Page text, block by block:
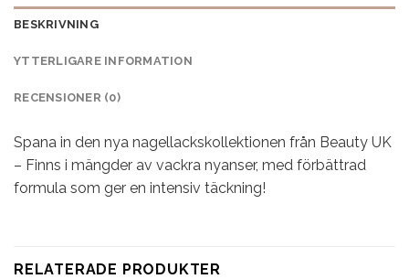
BESKRIVNING
YTTERLIGARE INFORMATION
RECENSIONER (0)
Spana in den nya nagellackskollektionen från Beauty UK
– Finns i mängder av vackra nyanser, med förbättrad
formula som ger en intensiv täckning!
RELATERADE PRODUKTER